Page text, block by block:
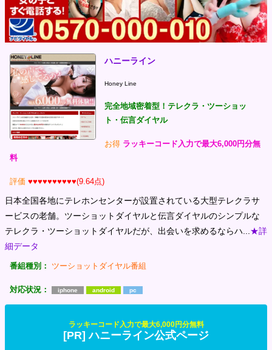
ハニーライン
Honey Line
完全地域密着型！テレクラ・ツーショッ
ト・伝言ダイヤル
お得 ラッキーコード入力で最大6,000円分無
料
評価 ♥♥♥♥♥♥♥♥♥♥(9.64点)
日本全国各地にテレホンセンターが設置されている大型テレクラサ
ービスの老舗。ツーショットダイヤルと伝言ダイヤルのシンプルな
テレクラ・ツーショットダイヤルだが、出会いを求めるならハ... ★詳
細データ
番組種別： ツーショットダイヤル番組
対応状況： iphone android pc
ラッキーコード入力で最大6,000円分無料
[PR] ハニーライン公式ページ